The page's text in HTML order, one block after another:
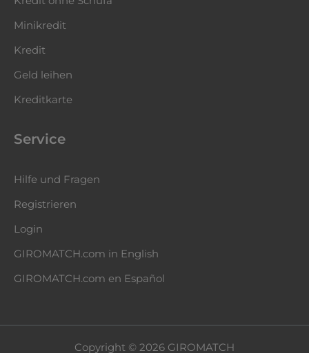
Minikredit
Kredit
Geld leihen
Kreditkarte
Service
Hilfe und Fragen
Registrieren
Login
GIROMATCH.com in English
GIROMATCH.com en Español
Copyright © 2026 GIROMATCH